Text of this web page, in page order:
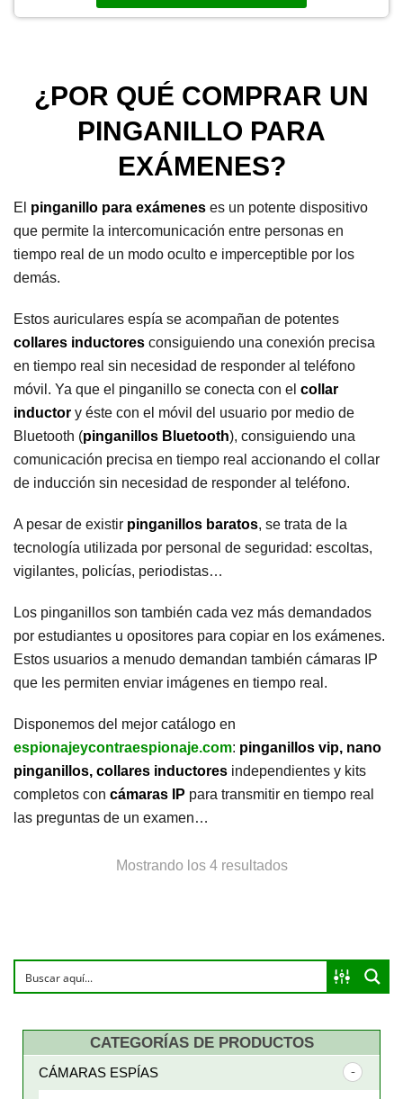
¿POR QUÉ COMPRAR UN
PINGANILLO PARA
EXÁMENES?
El pinganillo para exámenes es un potente dispositivo
que permite la intercomunicación entre personas en
tiempo real de un modo oculto e imperceptible por los
demás.
Estos auriculares espía se acompañan de potentes
collares inductores consiguiendo una conexión precisa
en tiempo real sin necesidad de responder al teléfono
móvil. Ya que el pinganillo se conecta con el collar
inductor y éste con el móvil del usuario por medio de
Bluetooth (pinganillos Bluetooth), consiguiendo una
comunicación precisa en tiempo real accionando el collar
de inducción sin necesidad de responder al teléfono.
A pesar de existir pinganillos baratos, se trata de la
tecnología utilizada por personal de seguridad: escoltas,
vigilantes, policías, periodistas…
Los pinganillos son también cada vez más demandados
por estudiantes u opositores para copiar en los exámenes.
Estos usuarios a menudo demandan también cámaras IP
que les permiten enviar imágenes en tiempo real.
Disponemos del mejor catálogo en
espionajeycontraespionaje.com: pinganillos vip, nano
pinganillos, collares inductores independientes y kits
completos con cámaras IP para transmitir en tiempo real
las preguntas de un examen…
Mostrando los 4 resultadosOrdenado
alto
CATEGORÍAS DE PRODUCTOS
CÁMARAS ESPÍAS